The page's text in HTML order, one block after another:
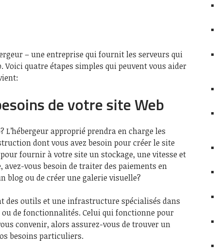
– une entreprise qui fournit les serveurs qui
quatre étapes simples qui peuvent vous aider
de votre site Web
L’hébergeur approprié prendra en charge les
dont vous avez besoin pour créer le site
fournir à votre site un stockage, une vitesse et
avez-vous besoin de traiter des paiements en
blog ou de créer une galerie visuelle?
des outils et une infrastructure spécialisés dans
de fonctionnalités. Celui qui fonctionne pour
convenir, alors assurez-vous de trouver un
besoins particuliers.